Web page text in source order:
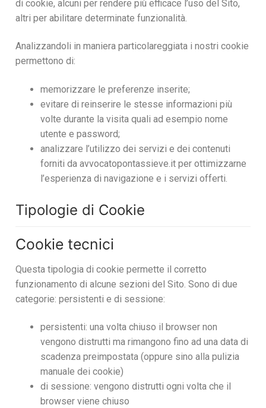
di cookie, alcuni per rendere più efficace l’uso del Sito,
altri per abilitare determinate funzionalità.
Analizzandoli in maniera particolareggiata i nostri cookie
permettono di:
memorizzare le preferenze inserite;
evitare di reinserire le stesse informazioni più
volte durante la visita quali ad esempio nome
utente e password;
analizzare l’utilizzo dei servizi e dei contenuti
forniti da avvocatopontassieve.it per ottimizzarne
l’esperienza di navigazione e i servizi offerti.
Tipologie di Cookie
Cookie tecnici
Questa tipologia di cookie permette il corretto
funzionamento di alcune sezioni del Sito. Sono di due
categorie: persistenti e di sessione:
persistenti: una volta chiuso il browser non
vengono distrutti ma rimangono fino ad una data di
scadenza preimpostata (oppure sino alla pulizia
manuale dei cookie)
di sessione: vengono distrutti ogni volta che il
browser viene chiuso